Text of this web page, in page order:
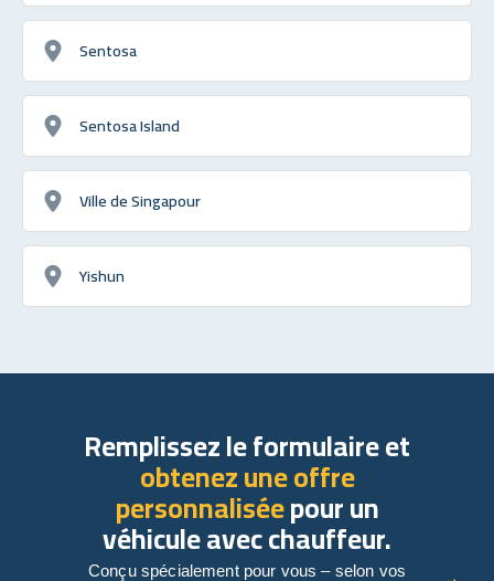
Sentosa
Sentosa Island
Ville de Singapour
Yishun
Remplissez le formulaire et
obtenez une offre
personnaliséepour un
véhicule avec chauffeur.
Conçu spécialement pour vous – selon vos